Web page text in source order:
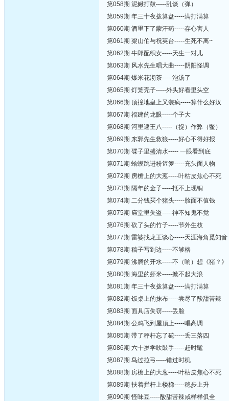
第058期 泥鳅打鼓-----乱谈（弹）
第059期 年三十夜拨算盘-----满打满算
第060期 酒里下了蒙汗药-----存心害人
第061期 梁山伯与祝英台-----生死不离~
第062期 牛郎配织女-----天生一对儿
第063期 风水先生唱大曲-----阴阳怪调
第064期 爆米花沏茶-----泡汤了
第065期 灯笼壳子-----外头好看里头空
第066期 顶撞地皇上又装疯-----算什么好汉
第067期 福建的龙眼-----个子大
第068期 河里逮王八-----（捉）作弊（鳖）
第069期 东郭先生救狼-----好心不得好报
第070期 碟子里盛清水----- 一眼看到底
第071期 蛤蟆跳进粉笸箩-----充头面人物
第072期 房檐上的大葱-----叶枯皮焦心不死
第073期 隔年的金子-----抵不上现铜
第074期 二分钱买个猪头-----脸面不值钱
第075期 庙堂里失盗-----神不知鬼不觉
第076期 砍了头的竹子-----节外生枝
第077期 雷婆找龙王谈心-----天涯海角觅知音
第078期 稿子写到边-----不够格
第079期 沸腾的开水-----不（响）想《猪？》
第080期 海里的虾米-----掀不起大浪
第081期 年三十夜拨算盘-----满打满算
第082期 饭桌上的抹布-----尝尽了酸甜苦辣
第083期 面具店失窃-----丢脸
第084期 公鸡飞到屋顶上-----唱高调
第085期 带了秤杆忘了砣-----丢三落四
第086期 六十岁学吹鼓手-----赶时髦
第087期 鸟过拉弓-----错过时机
第088期 房檐上的大葱-----叶枯皮焦心不死
第089期 扶着拦杆上楼梯-----稳步上升
第090期 怪味豆-----酸甜苦辣咸样样俱全